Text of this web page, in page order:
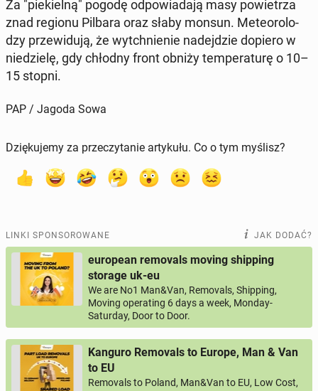
Za "pie­kiel­ną" pogodę od­po­wia­da­ją masy po­wie­trza
znad regionu Pilbara oraz słaby monsun. Me­te­oro­lo­
dzy prze­wi­du­ją, że wy­tchnie­nie na­dej­dzie dopiero w
nie­dzie­lę, gdy chłodny front obniży tem­pe­ra­tu­rę o 10–
15 stopni.
PAP / Jagoda Sowa
Dziękujemy za przeczytanie artykułu. Co o tym myślisz?
LINKI SPONSOROWANE JAK DODAĆ?
european removals moving shipping
storage uk-eu
We are No1 Man&Van, Removals, Shipping,
Moving operating 6 days a week, Monday-
Saturday, Door to Door.
Kanguro Removals to Europe, Man & Van
to EU
Removals to Poland, Man&Van to EU, Low Cost,